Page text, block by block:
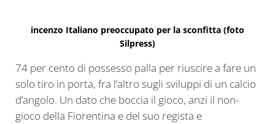
incenzo Italiano preoccupato per la sconfitta (foto
Silpress)
74 per cento di possesso palla per riuscire a fare un
solo tiro in porta, fra l’altro sugli sviluppi di un calcio
d’angolo. Un dato che boccia il gioco, anzi il non-
gioco della Fiorentina e del suo regista e